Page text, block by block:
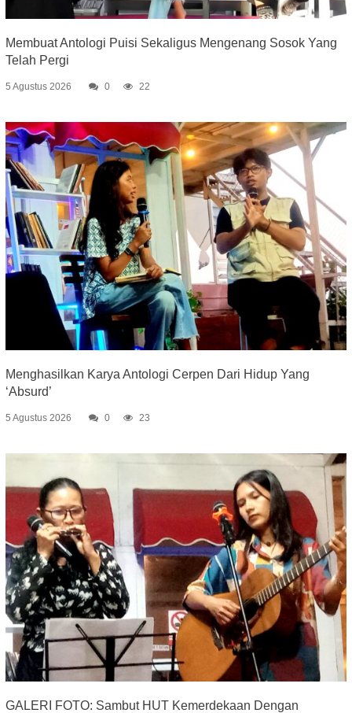
Membuat Antologi Puisi Sekaligus Mengenang Sosok Yang
Telah Pergi
5 Agustus 2026 0 22
Menghasilkan Karya Antologi Cerpen Dari Hidup Yang
‘Absurd’
5 Agustus 2026 0 23
GALERI FOTO: Sambut HUT Kemerdekaan Dengan